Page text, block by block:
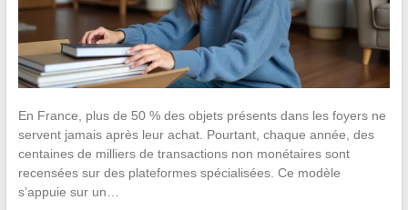
En France, plus de 50 % des objets présents dans les foyers ne
servent jamais après leur achat. Pourtant, chaque année, des
centaines de milliers de transactions non monétaires sont
recensées sur des plateformes spécialisées. Ce modèle
s’appuie sur un…